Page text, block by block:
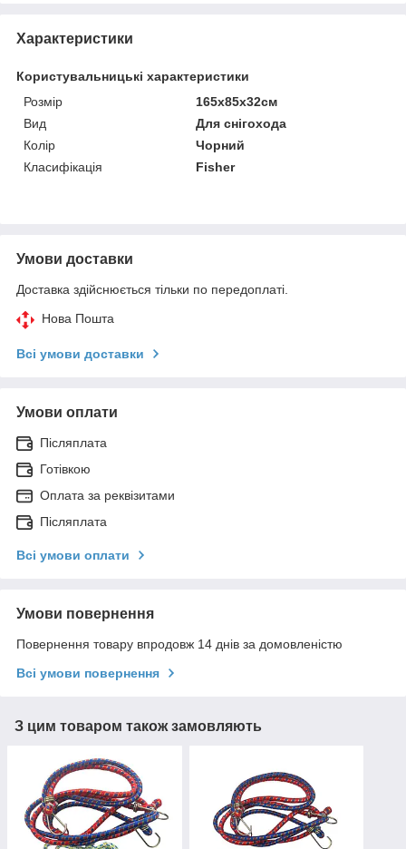
Характеристики
Користувальницькі характеристики
Розмір
165х85х32см
Вид
Для снігохода
Колір
Чорний
Класифікація
Fisher
Умови доставки
Доставка здійснюється тільки по передоплаті.
Нова Пошта
Всі умови доставки
Умови оплати
Післяплата
Готівкою
Оплата за реквізитами
Післяплата
Всі умови оплати
Умови повернення
Повернення товару впродовж 14 днів за домовленістю
Всі умови повернення
З цим товаром також замовляють